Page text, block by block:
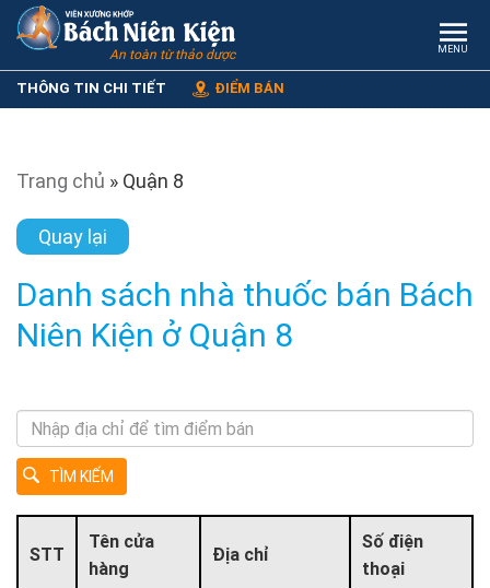
An toàn từ thảo dược MENU
THÔNG TIN CHI TIẾT ĐIỂM BÁN
Trang chủ » Quận 8
Quay lại
Danh sách nhà thuốc bán Bách
Niên Kiện ở Quận 8
STT
Tên cửa
hàng
Địa chỉ
Số điện
thoại